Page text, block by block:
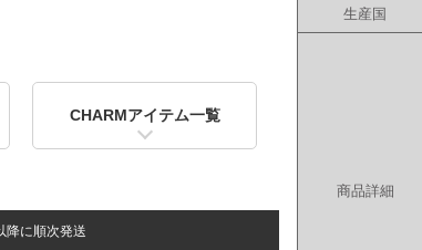
CHARMアイテム一覧
降に順次発送
生産国
商品詳細